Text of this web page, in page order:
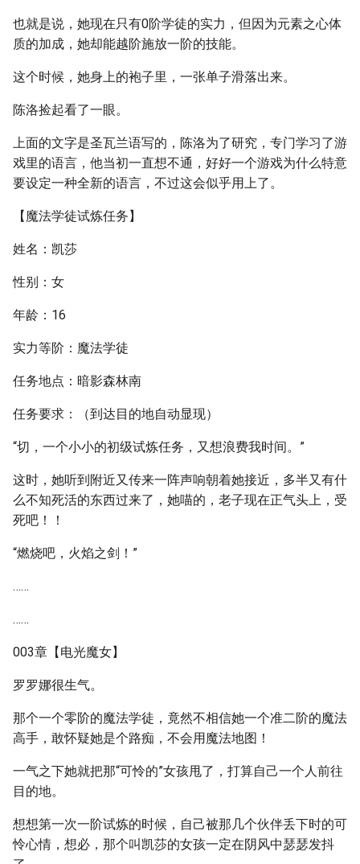
也就是说，她现在只有0阶学徒的实力，但因为元素之心体
质的加成，她却能越阶施放一阶的技能。
这个时候，她身上的袍子里，一张单子滑落出来。
陈洛捡起看了一眼。
上面的文字是圣瓦兰语写的，陈洛为了研究，专门学习了游
戏里的语言，他当初一直想不通，好好一个游戏为什么特意
要设定一种全新的语言，不过这会似乎用上了。
【魔法学徒试炼任务】
姓名：凯莎
性别：女
年龄：16
实力等阶：魔法学徒
任务地点：暗影森林南
任务要求：（到达目的地自动显现）
“切，一个小小的初级试炼任务，又想浪费我时间。”
这时，她听到附近又传来一阵声响朝着她接近，多半又有什
么不知死活的东西过来了，她喵的，老子现在正气头上，受
死吧！！
“燃烧吧，火焰之剑！”
……
……
003章【电光魔女】
罗罗娜很生气。
那个一个零阶的魔法学徒，竟然不相信她一个准二阶的魔法
高手，敢怀疑她是个路痴，不会用魔法地图！
一气之下她就把那“可怜的”女孩甩了，打算自己一个人前往
目的地。
想想第一次一阶试炼的时候，自己被那几个伙伴丢下时的可
怜心情，想必，那个叫凯莎的女孩一定在阴风中瑟瑟发抖